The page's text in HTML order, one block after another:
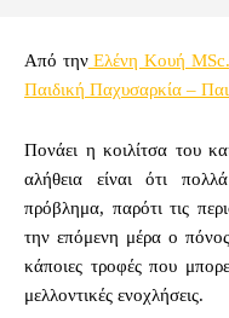
Από τηνΕλένη Κουή MSc.,
Παιδική Παχυσαρκία –
Πονάει η κοιλίτσα του
αλήθεια είναι ότι
πρόβλημα, παρότι τις
την επόμενη μέρα ο
κάποιες τροφές που
μελλοντικές ενοχλήσεις.